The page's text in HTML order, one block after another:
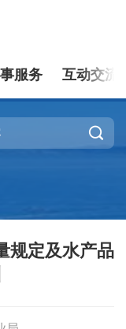
服务 互动交流

规定及水产品